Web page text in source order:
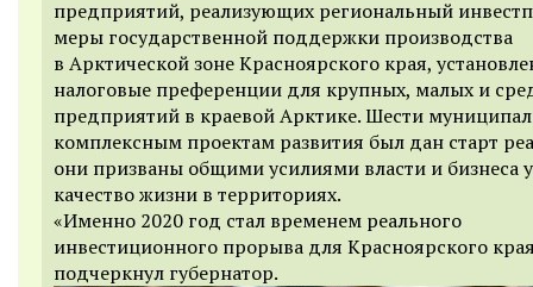
предприятий, реализующих региональный
меры государственной поддержки производства
в Арктической зоне Красноярского края,
налоговые преференции для крупных, малых и
предприятий в краевой Арктике. Шести
комплексным проектам развития был дан старт
они призваны общими усилиями власти и бизнеса
качество жизни в территориях.
«Именно 2020 год стал временем реального
инвестиционного прорыва для Красноярского
подчеркнул губернатор.